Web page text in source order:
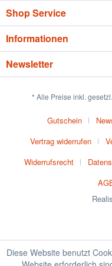
Shop Service
Informationen
Newsletter
* Alle Preise inkl.
Gutschein
Vertrag widerrufen
Widerrufsrecht
Diese Website benutzt